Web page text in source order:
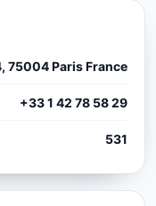
75004 Paris France
+33 1 42 78 58 29
531